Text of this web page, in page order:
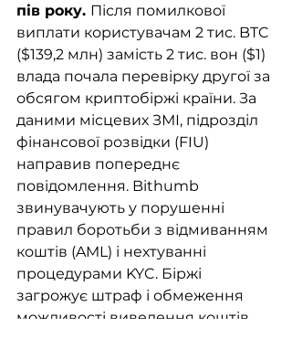
пів року. Після помилкової
виплати користувачам 2 тис. BTC
($139,2 млн) замість 2 тис. вон ($1)
влада почала перевірку другої за
обсягом криптобіржі країни. За
даними місцевих ЗМІ, підрозділ
фінансової розвідки (FIU)
направив попереднє
повідомлення. Bithumb
звинувачують у порушенні
правил боротьби з відмиванням
коштів (AML) і нехтуванні
процедурами KYC. Біржі
загрожує штраф і обмеження
можливості виведення коштів